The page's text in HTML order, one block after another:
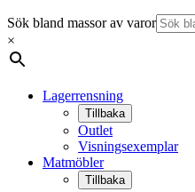
Sök bland massor av varor
×
Lagerrensning
Tillbaka
Outlet
Visningsexemplar
Matmöbler
Tillbaka